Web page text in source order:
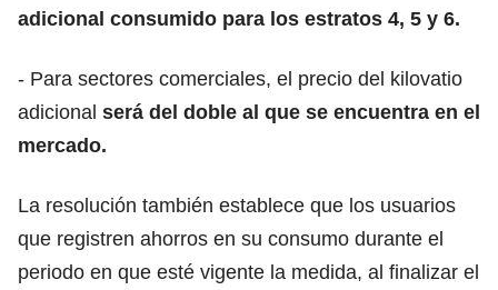
adicional consumido para los estratos 4, 5 y 6.
- Para sectores comerciales, el precio del kilovatio
adicional será del doble al que se encuentra en el
mercado.
La resolución también establece que los usuarios
que registren ahorros en su consumo durante el
periodo en que esté vigente la medida, al finalizar el